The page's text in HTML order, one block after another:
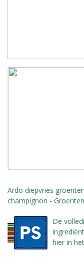
Ardo diepvries
champignon -
De
hier in